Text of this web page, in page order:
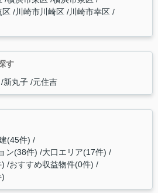
区 川崎市川崎区 川崎市幸区
す
新丸子 元住吉
(45件)
ン(38件) 大口エリア(17件)
) おすすめ収益物件(0件)
)